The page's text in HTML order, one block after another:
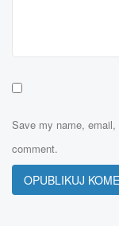
Save my name,
comment.